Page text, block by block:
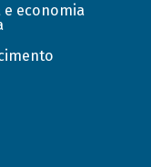
e economia